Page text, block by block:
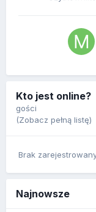
Kto jest online?
gości
(Zobacz pełną listę)
Brak
Najnowsze